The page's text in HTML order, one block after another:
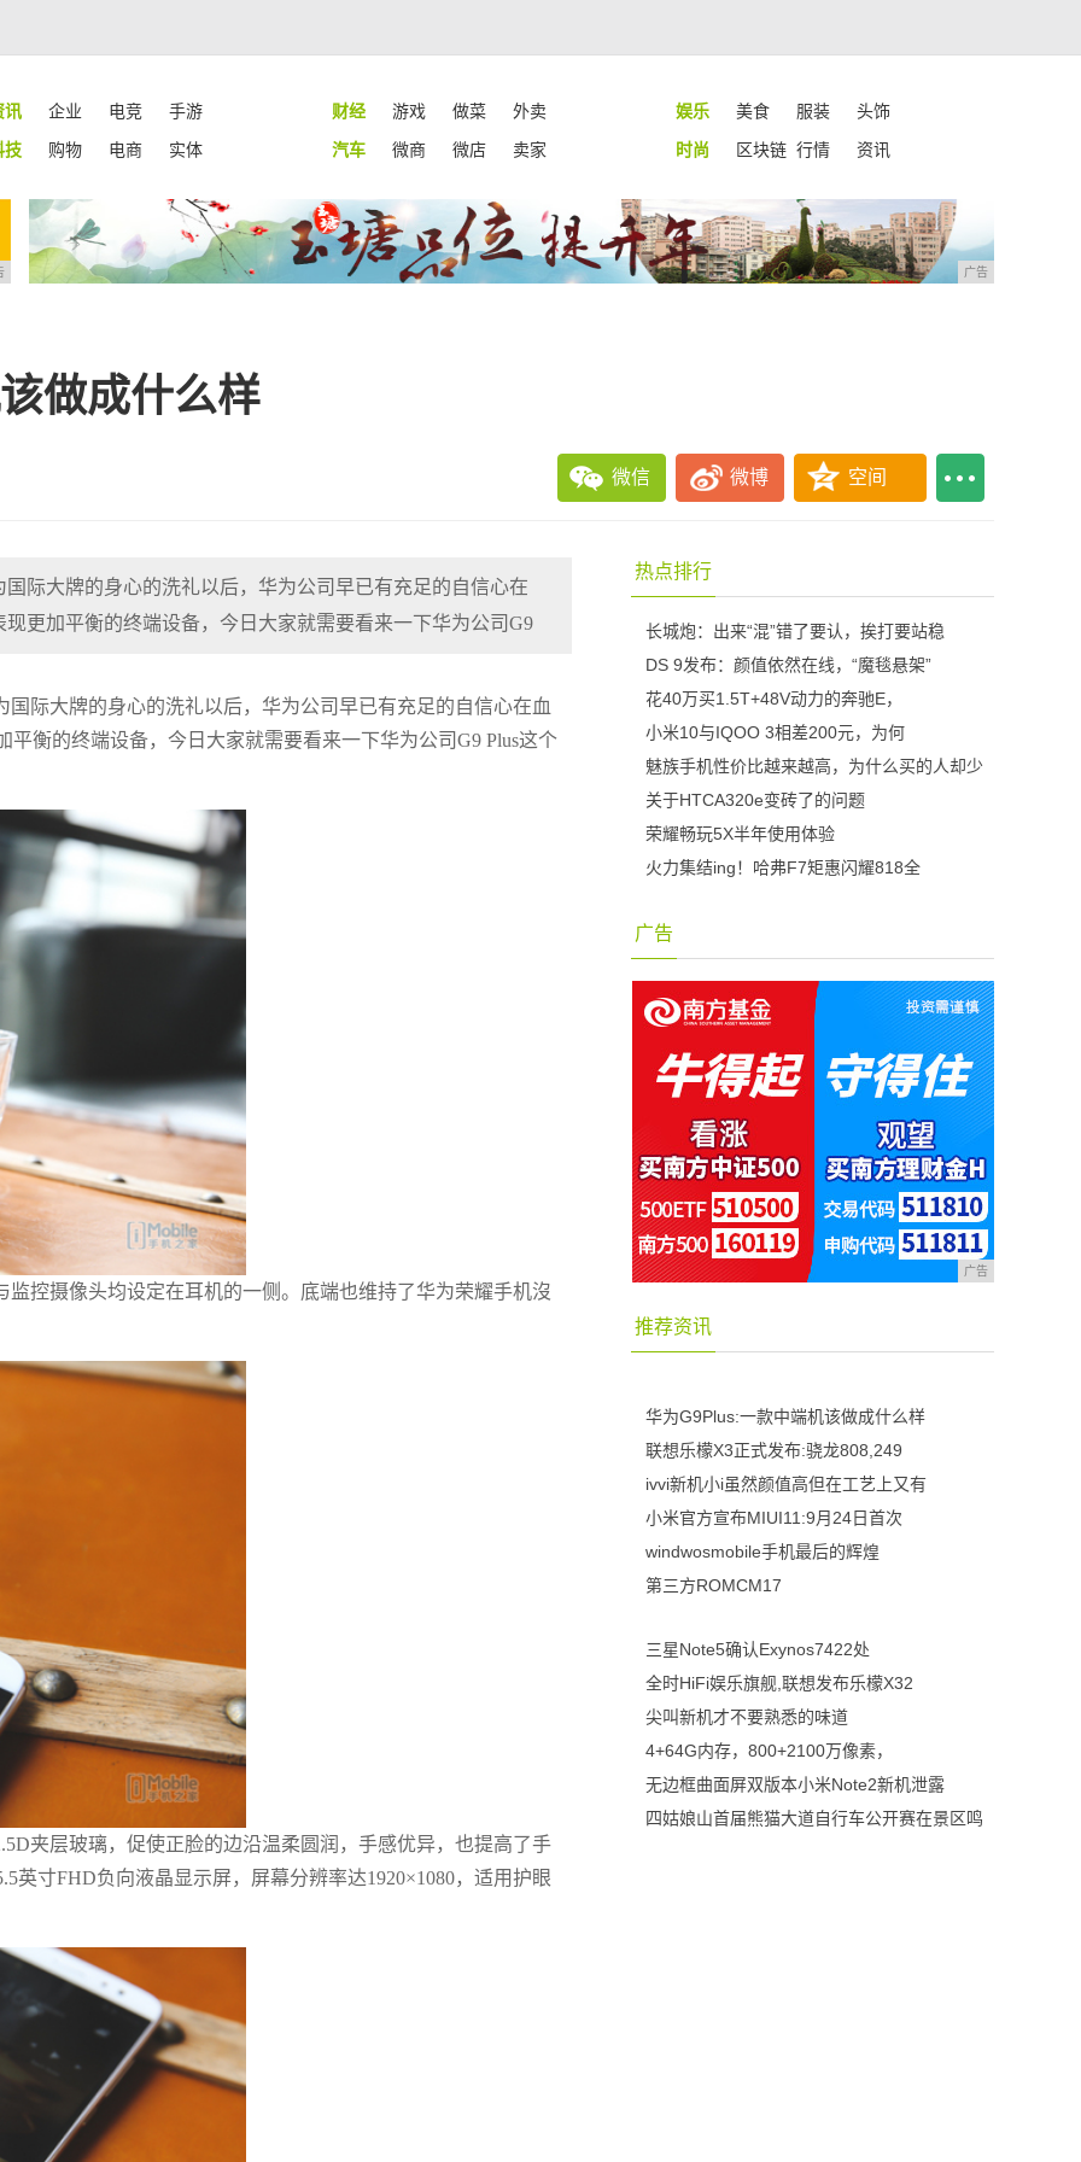
讯 企业 电竞 手游 财经 游戏 做菜 外卖 娱乐 美食 服装
头饰
技
购物 电商 实体 汽车 微商 微店 卖家 时尚 区块链 行情 资讯
广告
做成什么样
微信 微博 空间
际大牌的身心的洗礼以后，华为公司早已有充足的自信心在
更加平衡的终端设备，今日大家就需要看来一下华为公司G9
际大牌的身心的洗礼以后，华为公司早已有充足的自信心在血
衡的终端设备，今日大家就需要看来一下华为公司G9 Plus这个
监控摄像头均设定在耳机的一侧。底端也维持了华为荣耀手机沒
夹层玻璃，促使正脸的边沿温柔圆润，手感优异，也提高了手
英寸FHD负向液晶显示屏，屏幕分辨率达1920×1080，适用护眼
热点排行
长城炮：出来“混”错了要认，挨打要站稳
DS 9发布：颜值依然在线，“魔毯悬架”
花40万买1.5T+48V动力的奔驰E，
小米10与IQOO 3相差200元，为何
魅族手机性价比越来越高，为什么买的人却少
关于HTCA320e变砖了的问题
荣耀畅玩5X半年使用体验
火力集结ing！哈弗F7矩惠闪耀818全
广告
广告
推荐资讯
华为G9Plus:一款中端机该做成什么样
联想乐檬X3正式发布:骁龙808,249
ivvi新机小i虽然颜值高但在工艺上又有
小米官方宣布MIUI11:9月24日首次
windwosmobile手机最后的辉煌
第三方ROMCM17
三星Note5确认Exynos7422处
全时HiFi娱乐旗舰,联想发布乐檬X32
尖叫新机才不要熟悉的味道
4+64G内存，800+2100万像素，
无边框曲面屏双版本小米Note2新机泄露
四姑娘山首届熊猫大道自行车公开赛在景区鸣